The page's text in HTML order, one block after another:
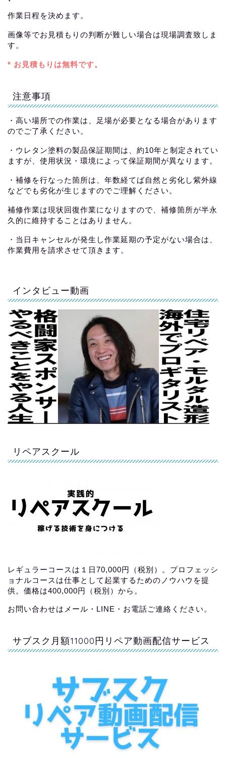
作業日程を決めます。
画像等でお見積もりの判断が難しい場合は現場調査致しま
す。
* お見積もりは無料です。
注意事項
・高い場所での作業は、足場が必要となる場合があります
のでご了承ください。
・ウレタン塗料の製品保証期間は、約10年と制定されてい
ますが、使用状況・環境によって保証期間が異なります。
・補修を行なった箇所は、年数経てば自然と劣化し紫外線
などでも劣化が生じますのでご理解ください。
補修作業は現状回復作業になりますので、補修箇所が半永
久的に維持することはありません。
・当日キャンセルが発生し作業延期の予定がない場合は、
作業費用を請求させて頂きます。
インタビュー動画
リペアスクール
レギュラーコースは１日70,000円（税別）。プロフェッシ
ョナルコースは仕事として起業するためのノウハウを提
供。価格は400,000円（税別）から。
お問い合わせはメール・LINE・お電話ご連絡ください。
サブスク月額11000円リペア動画配信サービス